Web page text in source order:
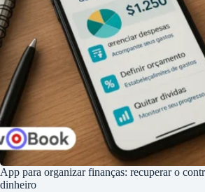
App para organizar finanças: recuperar o
dinheiro